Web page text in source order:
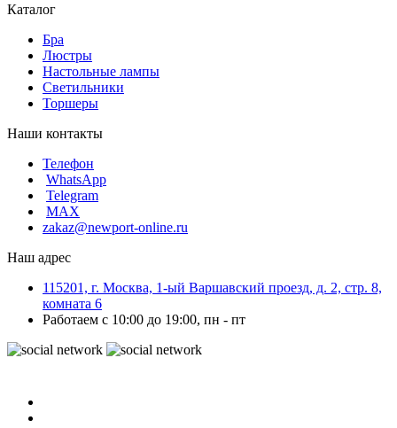
Каталог
Бра
Люстры
Настольные лампы
Светильники
Торшеры
Наши контакты
Телефон
WhatsApp
Telegram
MAX
zakaz@newport-online.ru
Наш адрес
115201, г. Москва, 1-ый Варшавский проезд, д. 2, стр. 8,
комната 6
Работаем с 10:00 до 19:00, пн - пт